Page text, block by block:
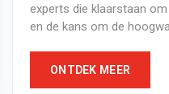
experts die klaarstaan
en de kans om de
ONTDEK MEER